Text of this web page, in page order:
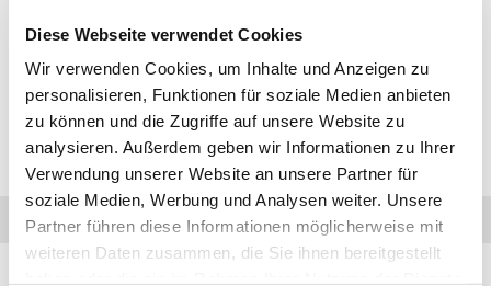
Diese Webseite verwendet Cookies
Wir verwenden Cookies, um Inhalte und Anzeigen zu
personalisieren, Funktionen für soziale Medien anbieten
zu können und die Zugriffe auf unsere Website zu
analysieren. Außerdem geben wir Informationen zu Ihrer
Verwendung unserer Website an unsere Partner für
soziale Medien, Werbung und Analysen weiter. Unsere
Partner führen diese Informationen möglicherweise mit
weiteren Daten zusammen, die Sie ihnen bereitgestellt
Anfrage Anrufen AHK-Finder